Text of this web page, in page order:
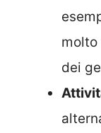
dei